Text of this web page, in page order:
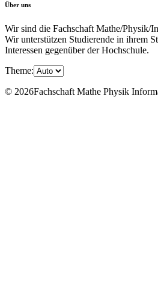
Über uns
Wir sind die Fachschaft Mathe/Physik/
Wir unterstützen Studierende in ihrem
Interessen gegenüber der Hochschule.
Theme:
© 2026Fachschaft Mathe Physik